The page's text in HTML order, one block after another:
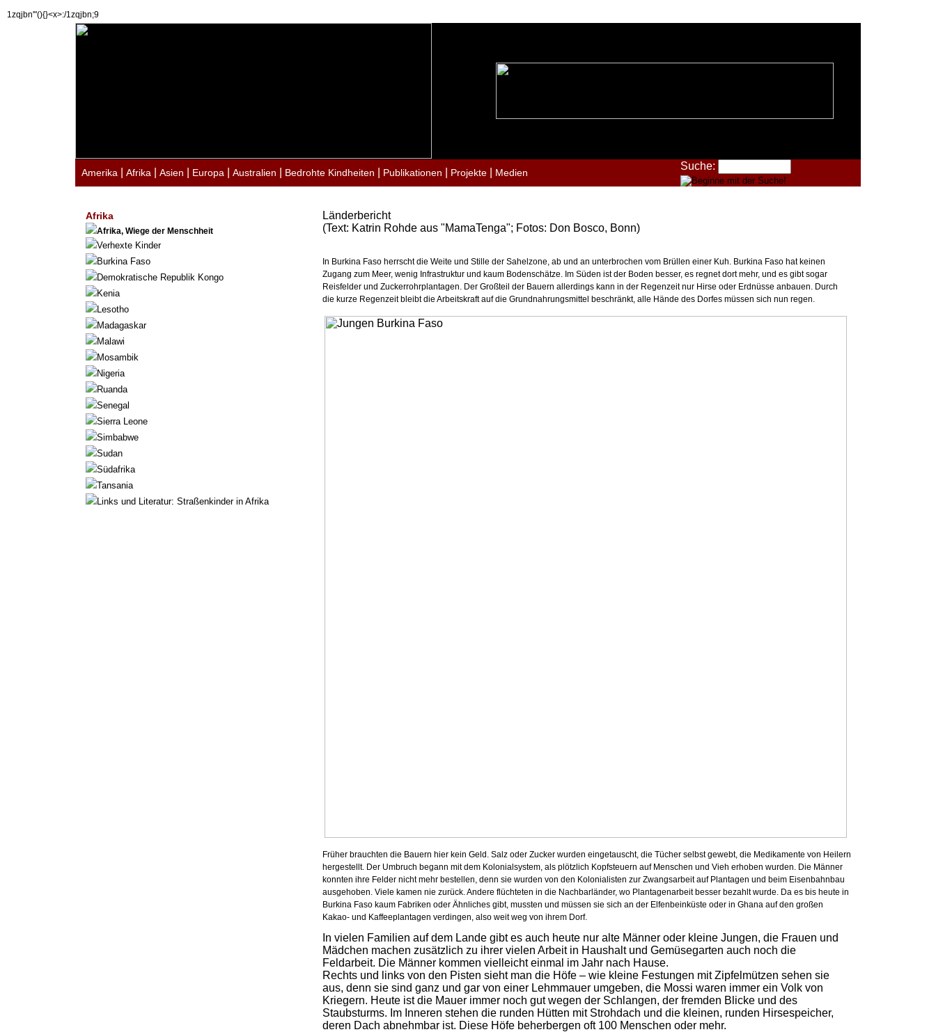
1zqjbn'"(){}<x>:/1zqjbn;9
Amerika Afrika Asien Europa Australien Bedrohte Kindheiten Publikationen Projekte Medien
Suche:
Afrika
Afrika, Wiege der Menschheit
Verhexte Kinder
Burkina Faso
Demokratische Republik Kongo
Kenia
Lesotho
Madagaskar
Malawi
Mosambik
Nigeria
Ruanda
Senegal
Sierra Leone
Simbabwe
Sudan
Südafrika
Tansania
Links und Literatur: Straßenkinder in Afrika
Länderbericht
(Text: Katrin Rohde aus "MamaTenga"; Fotos: Don Bosco, Bonn)
In Burkina Faso herrscht die Weite und Stille der Sahelzone, ab und an unterbrochen vom Brüllen einer Kuh. Burkina Faso hat keinen
Zugang zum Meer, wenig Infrastruktur und kaum Bodenschätze. Im Süden ist der Boden besser, es regnet dort mehr, und es gibt sogar
Reisfelder und Zuckerrohrplantagen. Der Großteil der Bauern allerdings kann in der Regenzeit nur Hirse oder Erdnüsse anbauen. Durch
die kurze Regenzeit bleibt die Arbeitskraft auf die Grundnahrungsmittel beschränkt, alle Hände des Dorfes müssen sich nun regen.
Früher brauchten die Bauern hier kein Geld. Salz oder Zucker wurden eingetauscht, die Tücher selbst gewebt, die Medikamente von Heilern
hergestellt. Der Umbruch begann mit dem Kolonialsystem, als plötzlich Kopfsteuern auf Menschen und Vieh erhoben wurden. Die Männer
konnten ihre Felder nicht mehr bestellen, denn sie wurden von den Kolonialisten zur Zwangsarbeit auf Plantagen und beim Eisenbahnbau
ausgehoben. Viele kamen nie zurück. Andere flüchteten in die Nachbarländer, wo Plantagenarbeit besser bezahlt wurde. Da es bis heute in
Burkina Faso kaum Fabriken oder Ähnliches gibt, mussten und müssen sie sich an der Elfenbeinküste oder in Ghana auf den großen
Kakao- und Kaffeeplantagen verdingen, also weit weg von ihrem Dorf.
In vielen Familien auf dem Lande gibt es auch heute nur alte Männer oder kleine Jungen, die Frauen und
Mädchen machen zusätzlich zu ihrer vielen Arbeit in Haushalt und Gemüsegarten auch noch die
Feldarbeit. Die Männer kommen vielleicht einmal im Jahr nach Hause.
Rechts und links von den Pisten sieht man die Höfe – wie kleine Festungen mit Zipfelmützen sehen sie
aus, denn sie sind ganz und gar von einer Lehmmauer umgeben, die Mossi waren immer ein Volk von
Kriegern. Heute ist die Mauer immer noch gut wegen der Schlangen, der fremden Blicke und des
Staubsturms. Im Inneren stehen die runden Hütten mit Strohdach und die kleinen, runden Hirsespeicher,
deren Dach abnehmbar ist. Diese Höfe beherbergen oft 100 Menschen oder mehr.